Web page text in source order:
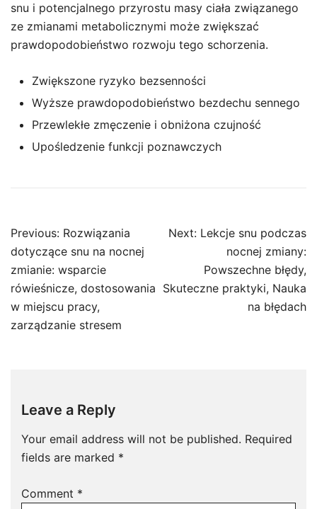
snu i potencjalnego przyrostu masy ciała związanego
ze zmianami metabolicznymi może zwiększać
prawdopodobieństwo rozwoju tego schorzenia.
Zwiększone ryzyko bezsenności
Wyższe prawdopodobieństwo bezdechu sennego
Przewlekłe zmęczenie i obniżona czujność
Upośledzenie funkcji poznawczych
Post
navigation
Previous: Rozwiązania
dotyczące snu na nocnej
zmianie: wsparcie
rówieśnicze, dostosowania
w miejscu pracy,
zarządzanie stresem
Next: Lekcje snu podczas
nocnej zmiany:
Powszechne błędy,
Skuteczne praktyki, Nauka
na błędach
Leave a Reply
Your email address will not be published. Required
fields are marked *
Comment *